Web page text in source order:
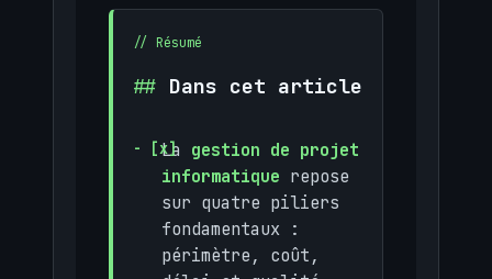
Dans cet article
La gestion de projet
informatique repose
sur quatre piliers
fondamentaux :
périmètre, coût,